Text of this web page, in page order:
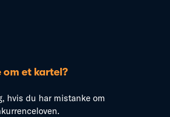
om et kartel?
hvis du har mistanke om